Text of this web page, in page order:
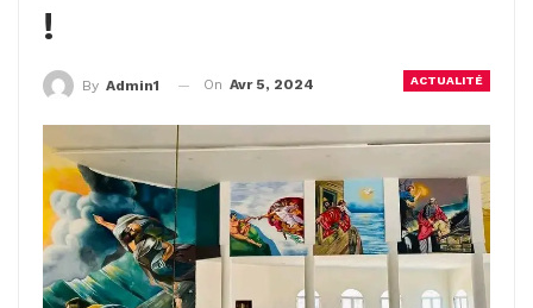
!
ACTUALITÉ
By Admin1 On Avr 5, 2024